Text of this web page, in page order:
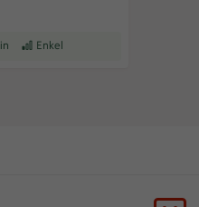
45 min att tillaga
Receptet har Enkel svårighetsgrad
Enkel